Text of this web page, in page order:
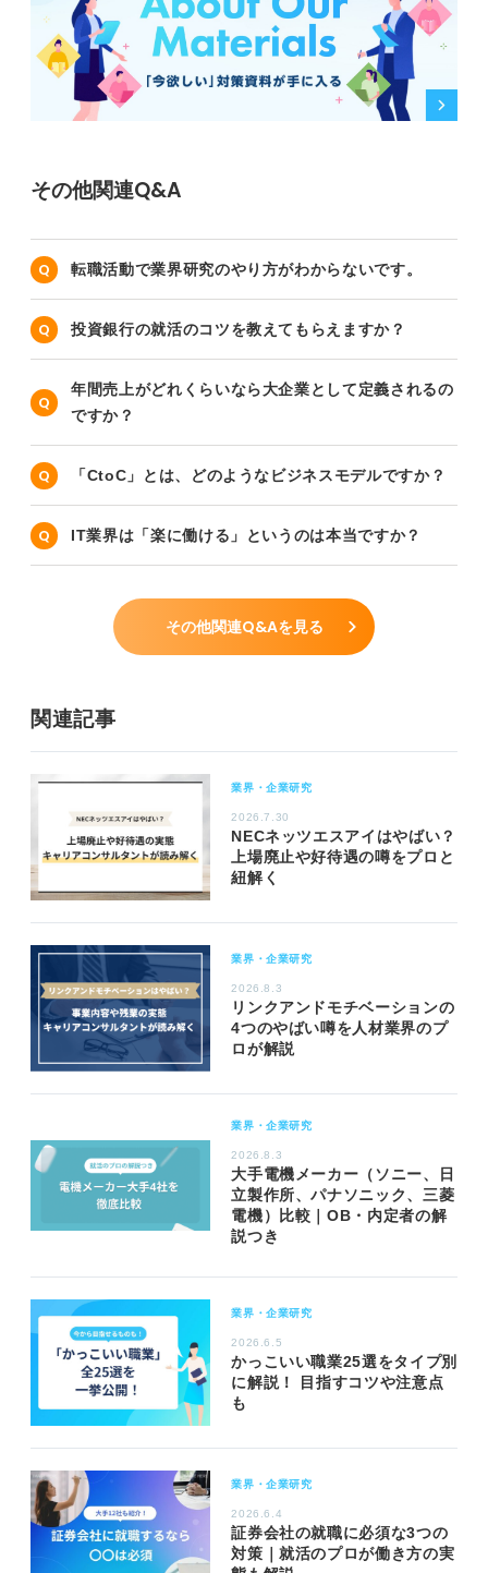
その他関連Q&A
転職活動で業界研究のやり方がわからないです。
投資銀行の就活のコツを教えてもらえますか？
年間売上がどれくらいなら大企業として定義されるの
ですか？
「CtoC」とは、どのようなビジネスモデルですか？
IT業界は「楽に働ける」というのは本当ですか？
その他関連Q&Aを見る
関連記事
業界・企業研究
2026.7.30
NECネッツエスアイはやばい？
上場廃止や好待遇の噂をプロと
紐解く
業界・企業研究
2026.8.3
リンクアンドモチベーションの
4つのやばい噂を人材業界のプ
ロが解説
業界・企業研究
2026.8.3
大手電機メーカー（ソニー、日
立製作所、パナソニック、三菱
電機）比較｜OB・内定者の解
説つき
業界・企業研究
2026.6.5
かっこいい職業25選をタイプ別
に解説！ 目指すコツや注意点
も
業界・企業研究
2026.6.4
証券会社の就職に必須な3つの
対策｜就活のプロが働き方の実